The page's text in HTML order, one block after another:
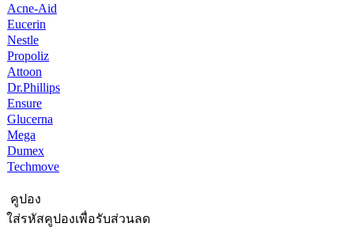
Acne-Aid
Eucerin
Nestle
Propoliz
Attoon
Dr.Phillips
Ensure
Glucerna
Mega
Dumex
Techmove
คูปอง
ใส่รหัสคูปองเพื่อรับส่วนลด